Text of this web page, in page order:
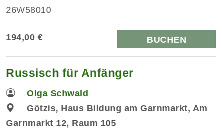
26W58010
194,00 € BUCHEN
Russisch für Anfänger
Olga Schwald
Götzis, Haus Bildung am Garnmarkt, Am
Garnmarkt 12, Raum 105